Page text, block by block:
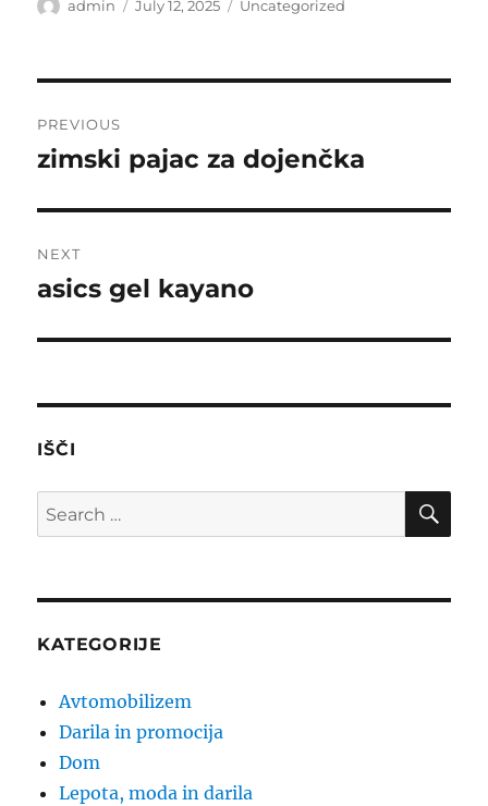
Author
admin
Posted
July 12, 2025 Categories
Uncategorized
navigation
PREVIOUS
Previous
zimski pajac za dojenčka
NEXT
Next
asics gel kayano
IŠČI
Search
for:
KATEGORIJE
Avtomobilizem
Darila in promocija
Dom
Lepota, moda in darila